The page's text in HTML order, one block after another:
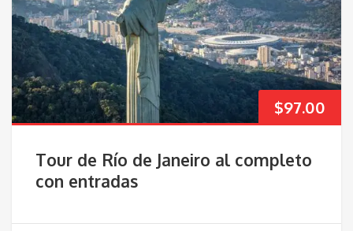
$97.00
Tour de Río de Janeiro al completo
con entradas